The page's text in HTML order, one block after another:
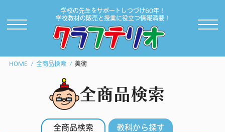
学校の先生をサポートしつづけ60年！
学校教材の販売と授業に役立つ情報満載！
HOME 全商品検索 美術
全商品検索
全商品検索 教科から探す